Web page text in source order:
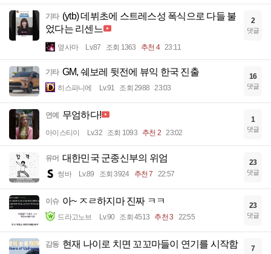
기타 (ytb) 데뷔초에 스트레스성 폭식으로 다들 불
었다는 리센느
옆사마 Lv.87 조회 1363 추천 4 23:11
2
댓글
기타 GM, 쉐보레 뒷전에 뷰익 한국 진출
히스파니에 Lv.91 조회 2988 23:03
16
댓글
연예 무엄하다!
아이스티이 Lv.32 조회 1093 추천 2 23:02
1
댓글
유머 대한민국 군종신부의 위엄
썽바 Lv.89 조회 3924 추천 7 22:57
23
댓글
이슈 아~ ㅈㄹ하지마 진짜 ㅋㅋ
드라고노브 Lv.90 조회 4513 추천 3 22:55
23
댓글
감동 현재 나이로 치면 꼬꼬마들이 연기를 시작함 7